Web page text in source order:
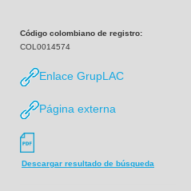
Código colombiano de registro:
COL0014574
Enlace GrupLAC
Página externa
Descargar resultado de búsqueda